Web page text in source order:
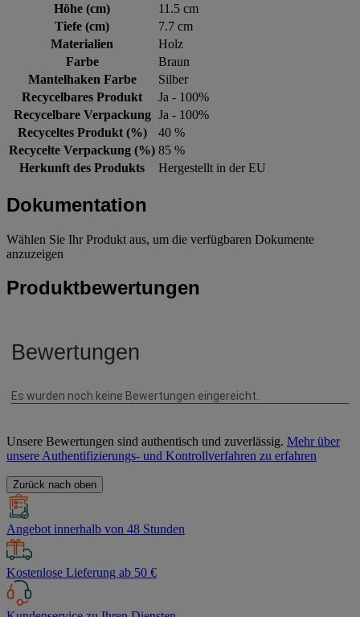
Höhe (cm)
11.5 cm
Tiefe (cm)
7.7 cm
Materialien
Holz
Farbe
Braun
Mantelhaken Farbe
Silber
Recycelbares Produkt
Ja - 100%
Recycelbare Verpackung Ja - 100%
Recyceltes Produkt (%)
40 %
Recycelte Verpackung (%) 85 %
Herkunft des Produkts
Hergestellt in der EU
Dokumentation
Wählen Sie Ihr Produkt aus, um die verfügbaren Dokumente
anzuzeigen
Produktbewertungen
Unsere Bewertungen sind authentisch und zuverlässig. Mehr über
unsere Authentifizierungs- und Kontrollverfahren zu erfahren
Zurück nach oben
Angebot innerhalb von 48 Stunden
Kostenlose Lieferung ab 50 €